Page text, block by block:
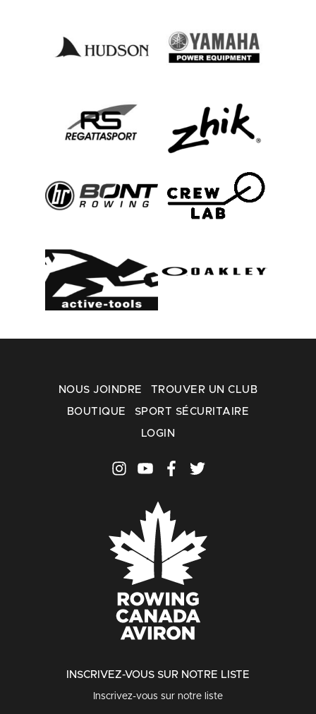
NOUS JOINDRE TROUVER UN CLUB
BOUTIQUE SPORT SÉCURITAIRE
LOGIN
INSCRIVEZ-VOUS SUR NOTRE LISTE
Inscrivez-vous sur notre liste